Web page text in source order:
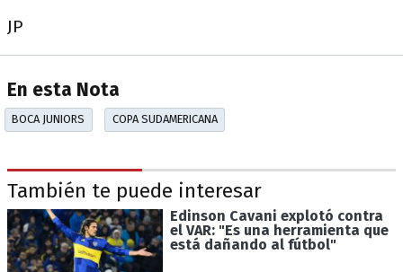
JP
En esta Nota
BOCA JUNIORS COPA SUDAMERICANA
También te puede interesar
Edinson Cavani explotó contra
el VAR: "Es una herramienta que
está dañando al fútbol"